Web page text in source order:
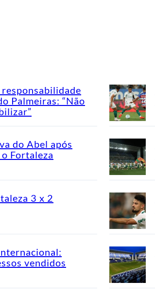
Palmeiras: “Não
do Abel após
Fortaleza
3 x 2
vendidos